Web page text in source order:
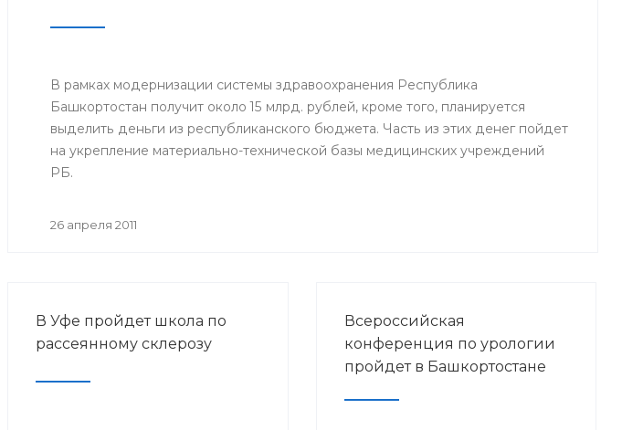
В рамках модернизации системы здравоохранения Республика
Башкортостан получит около 15 млрд. рублей, кроме того, планируется
выделить деньги из республиканского бюджета. Часть из этих денег пойдет
на укрепление материально-технической базы медицинских учреждений
РБ.
26 апреля 2011
В Уфе пройдет школа по
рассеянному склерозу
Всероссийская
конференция по урологии
пройдет в Башкортостане